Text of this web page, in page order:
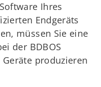
Ihres
Endgeräts
müssen Sie eine
der BDBOS
produzieren